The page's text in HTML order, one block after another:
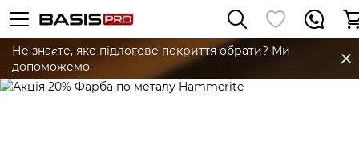
Не знаєте, яке підлогове покриття обрати? Ми
допоможемо.